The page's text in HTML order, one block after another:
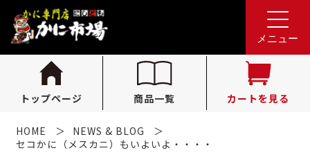
メニュー
トップページ 商品一覧 カートを見る
れんが亭へのお問い合わせ
tel.0796-36-1341
（受付時間 10:00〜16:00）
HOME
NEWS & BLOG
セコかに（メスカニ）もいよいよ・・・・